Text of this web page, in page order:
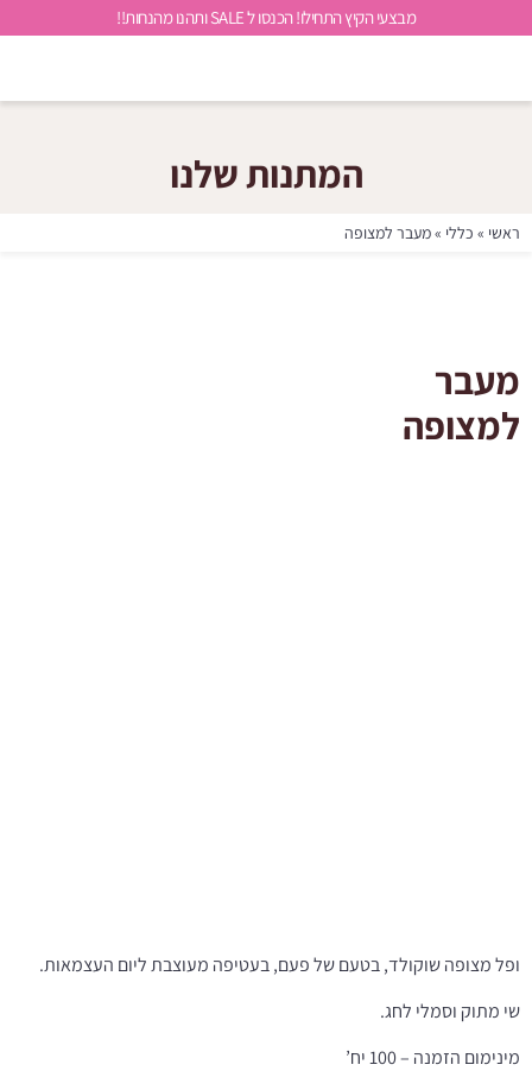
מבצעי הקיץ התחילו! הכנסו ל SALE ותהנו מהנחות!!
המתנות שלנו
ראשי » כללי »מעבר למצופה
מעבר
למצופה
ופל מצופה שוקולד, בטעם של פעם, בעטיפה מעוצבת ליום העצמאות.
שי מתוק וסמלי לחג.
מינימום הזמנה – 100 יח’